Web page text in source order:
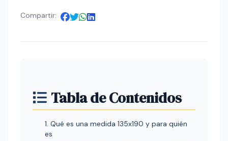
Compartir:
Tabla de Contenidos
1. Qué es una medida 135x190 y para quién
es